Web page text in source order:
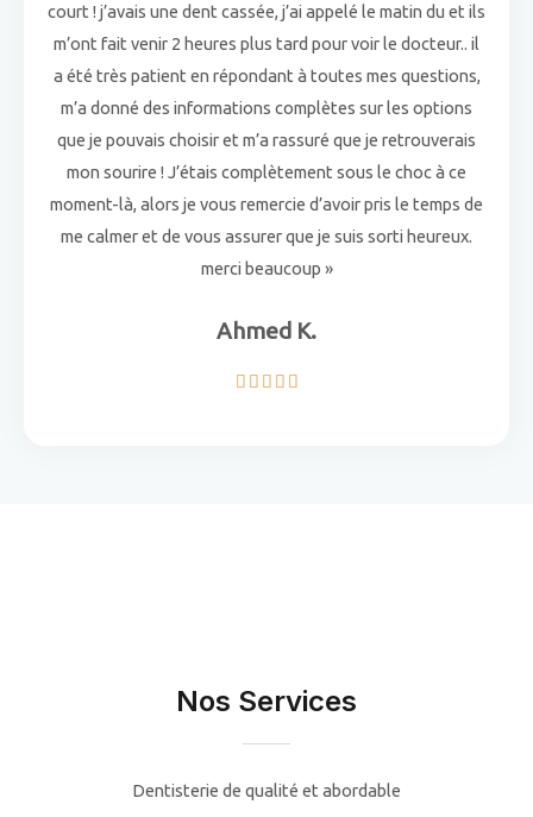
court ! j’avais une dent cassée, j’ai appelé le matin du et ils
m’ont fait venir 2 heures plus tard pour voir le docteur.. il
a été très patient en répondant à toutes mes questions,
m’a donné des informations complètes sur les options
que je pouvais choisir et m’a rassuré que je retrouverais
mon sourire ! J’étais complètement sous le choc à ce
moment-là, alors je vous remercie d’avoir pris le temps de
me calmer et de vous assurer que je suis sorti heureux.
merci beaucoup »
Ahmed K.
    5
Nos Services
Dentisterie de qualité et abordable